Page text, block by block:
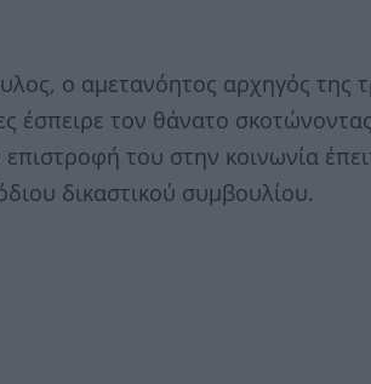
ο αμετανόητος αρχηγός της
έσπειρε τον θάνατο
του στην κοινωνία
δικαστικού συμβουλίου.